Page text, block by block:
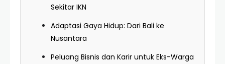
Sekitar IKN
Adaptasi Gaya Hidup: Dari Bali ke
Nusantara
Peluang Bisnis dan Karir untuk Eks-Warga